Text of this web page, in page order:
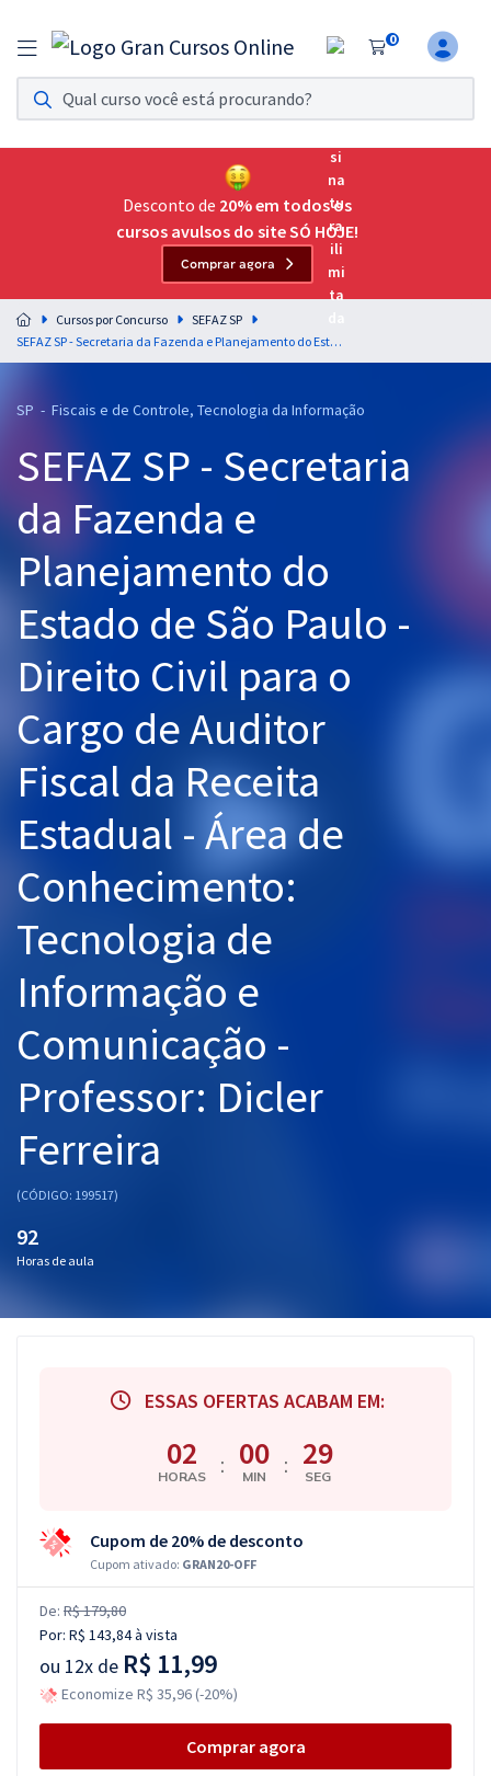
0
Assinatura Ilimitada 11
Acesso a todos os cursos. Teste grátis por 7 dias!
Assinatura OAB Até Passar
Acesso ilimitado a toda preparação para o Exame da
Residências Multiprofissionais
Preparação completa e intensiva para as principais
residências em saúde do Brasil
Cursos 20% OFF
Pós
Graduação
OAB
Mentorias
Questões grátis
Aprovados
Desconto de 20% em todos os
cursos avulsos do site SÓ HOJE!
Comprar agora
Cursos por Concurso
SEFAZ SP
SEFAZ SP - Secretaria da Fazenda e Planejamento do Estado de São Paulo - Direito Civil para o Cargo de Auditor Fiscal da Receita Estadual - Área de Conhecimento: Tecnologia de Informação e Comunicação - Professor: Dicler Ferreira
SP - Fiscais e de Controle, Tecnologia da Informação
SEFAZ SP - Secretaria
da Fazenda e
Planejamento do
Estado de São Paulo -
Direito Civil para o
Cargo de Auditor
Fiscal da Receita
Estadual - Área de
Conhecimento:
Tecnologia de
Informação e
Comunicação -
Professor: Dicler
Ferreira
(CÓDIGO: 199517)
92
Horas de aula
ESSAS OFERTAS ACABAM EM:
02
HORAS : 00
MIN : 29
SEG
Cupom de 20% de desconto
Cupom ativado: GRAN20-OFF
De: R$ 179,80
Por: R$ 143,84à vista
ou 12x de R$ 11,99
Economize R$ 35,96 (-20%)
Comprar agora